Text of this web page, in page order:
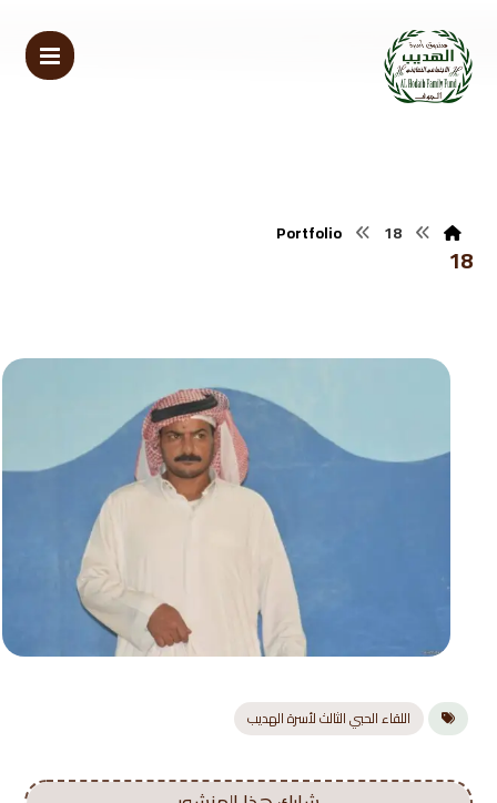
Portfolio 18
18
اللقاء الحبي الثالث لأسرة الهديب